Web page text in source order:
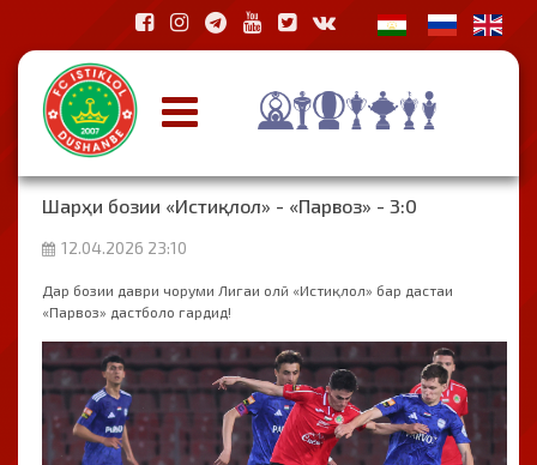
Шарҳи бозии «Истиқлол» - «Парвоз» - 3:0
12.04.2026 23:10
Дар бозии даври чоруми Лигаи олӣ «Истиқлол» бар дастаи
«Парвоз» дастболо гардид!